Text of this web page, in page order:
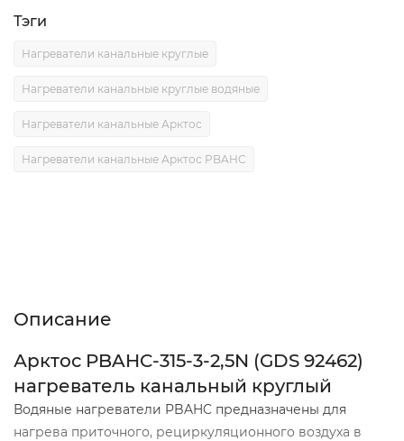
Тэги
Нагреватели канальные круглые
Нагреватели канальные круглые водяные
Нагреватели канальные Арктос
Нагреватели канальные Арктос PBAHC
Описание
Арктос PBAHC-315-3-2,5N (GDS 92462)
нагреватель канальный круглый
Водяные нагреватели PBAHC предназначены для
нагрева приточного, рециркуляционного воздуха в